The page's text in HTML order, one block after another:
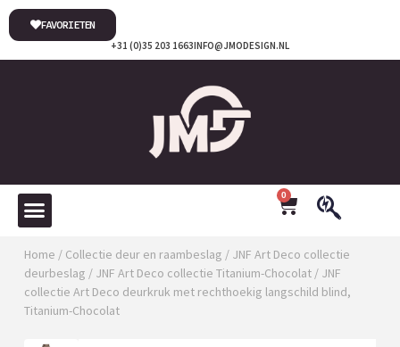
INFO@JMODESIGN.NL
+31 (0)35 203 1663
FAVORIETEN
0
Home / Collectie deur en raambeslag / JNF Art Deco collectie
deurbeslag / JNF Art Deco collectie Titanium-Chocolat/ JNF
collectie Art Deco deurkruk met rechthoekig langschild blind,
Titanium-Chocolat